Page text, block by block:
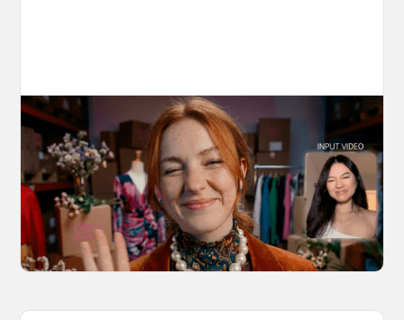
10 Types of Videos You Can Create with
Kling 3.0 Motion Control
Discover 10 video types you can create using
Kling 3.0 Motion Control on OpenArt, from
marketing to storytelling with amazingly
consistent motion and identity.
March 20, 2026